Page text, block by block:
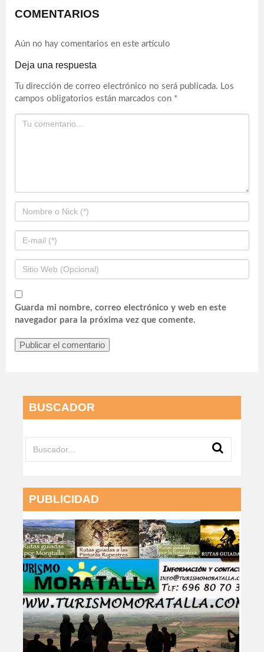
COMENTARIOS
Aún no hay comentarios en este artículo
Deja una respuesta
Tu dirección de correo electrónico no será publicada. Los
campos obligatorios están marcados con *
Guarda mi nombre, correo electrónico y web en este
navegador para la próxima vez que comente.
BUSCADOR
PUBLICIDAD